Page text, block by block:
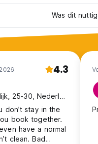
geschikte oplossing
from originalWas dit
4.3
Vrouwelijk, 25-30, Nederland
don’t stay in the
book together.
have a normal
clean. Bad